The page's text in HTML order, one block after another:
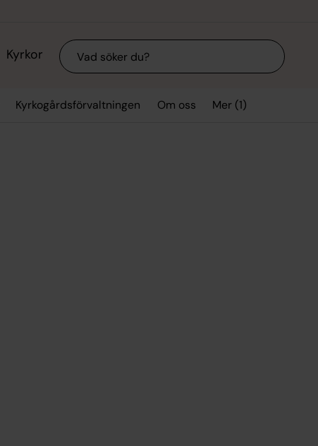
Kyrkor Sök
Kyrkogårdsförvaltningen Om oss Mer (1)